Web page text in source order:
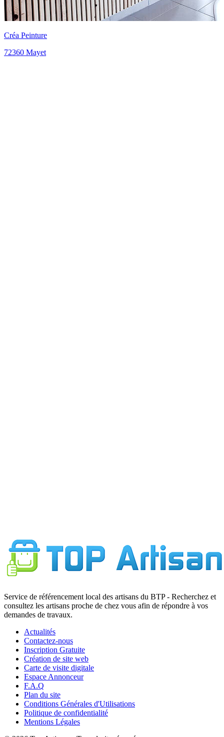
Service de référencement local des artisans du BTP - Recherchez et
consultez les artisans proche de chez vous afin de répondre à vos
demandes de travaux.
Actualités
Contactez-nous
Inscription Gratuite
Création de site web
Carte de visite digitale
Espace Annonceur
F.A.Q
Plan du site
Conditions Générales d'Utilisations
Politique de confidentialité
Mentions Légales